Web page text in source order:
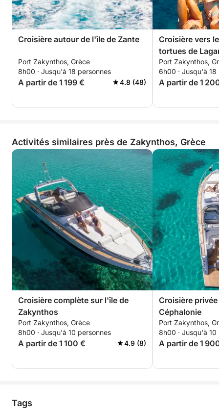
Le carburant n'est pas inclus.
Croisière autour de l'île de Zante
Port Zakynthos, Grèce
8h00 · Jusqu'à 18 personnes
A partir de 1 199 € 4.8 (48)
Croisière vers
tortues de
Keri
Port Zakynthos,
6h00 · Jusqu'à 18
A partir de 1
Activités similaires près de Zakynthos, Grèce
Croisière complète sur l'île de
Zakynthos
Port Zakynthos, Grèce
8h00 · Jusqu'à 10 personnes
A partir de 1 100 € 4.9 (8)
Croisière
Céphalonie
Port Zakynthos,
8h00 · Jusqu'à 10
A partir de 1
Tags